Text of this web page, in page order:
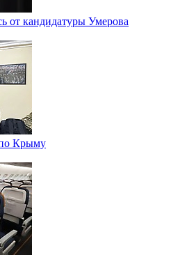
от кандидатуры Умерова
по Крыму